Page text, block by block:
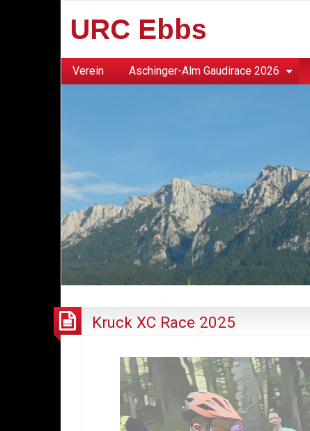
URC Ebbs
Verein Aschinger-Alm Gaudirace 2026
Kruck XC Race 2025